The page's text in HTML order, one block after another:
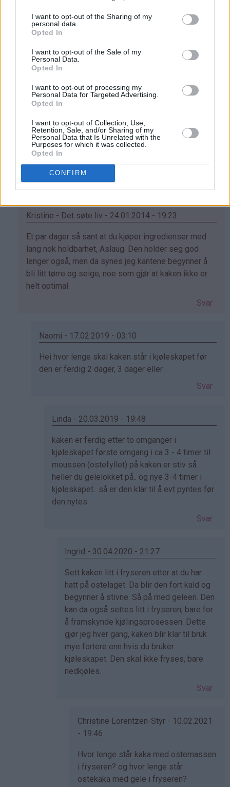
I want to opt-out of the Sharing of my
personal data.
Opted In
I want to opt-out of the Sale of my
Personal Data.
Opted In
I want to opt-out of processing my
Personal Data for Targeted Advertising.
Opted In
I want to opt-out of Collection, Use,
Retention, Sale, and/or Sharing of my
Personal Data that Is Unrelated with the
Purposes for which it was collected.
Opted In
CONFIRM
Aslaug - 24.01.2014 - 13:05
Kor lenge kan den stå i kjøleskap før den tapar seg?
Kristine - Det søte liv - 24.01.2014 - 19:23
Som
svar
på
av
Aslaug
Et par dager så sant at du kjøper ingredienser med
lang nok holdbarhet, Aslaug. Den holder seg god
lenger også, men da synes jeg kantene begynner å
bli litt tørre og seige, noe som gjør at kaken ikke er
helt optimal.
Svar
Naomi - 17.02.2019 - 03:10
Som
svar
Hei hvor lenge skal kaken står i kjøleskapet før
den er ferdig 2 dager, 3 dager eller
Svar
Linda - 20.03.2019 - 19:48
Som
svar
på
av
Naomi
(ikke
kaken er ferdig etter to omganger i
kjøleskapet første omgang i ca 3 - 4 timer til
moussen (ostefyllet) på kaken er stiv så
heller du gelelokket på.. og nye 3-4 timer i
kjøleskapet.. så er den klar til å evt pyntes før
den nytes
Svar
Ingrid - 30.04.2020 - 21:27
Som
svar
på
av
Linda
(ikke
bekreftet)
Sett kaken litt i fryseren etter at du har
hatt på ostelaget. Da blir den fort kald og
begynner å stivne. Så på med geleen. Den
kan da også settes litt i fryseren, bare for
å framskynde kjølingsprosessen. Dette
gjør jeg hver gang, kaken blir klar til bruk
mye fortere enn hvis du bruker
kjøleskapet. Den skal ikke fryses, bare
nedkjøles.
Svar
Christine Lorentzen-Styr - 10.02.2021
- 19:46
Som
svar
på
Hvor lenge står kaka med ostemassen
i fryseren? og hvor lenge står
ostekaka med gele i fryseren?